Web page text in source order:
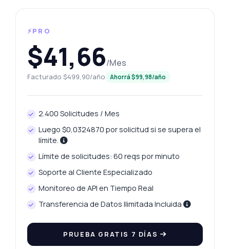
⚡PRO
$41,66/Mes
Facturado $499,90/año Ahorrá $99,98/año
2.400 Solicitudes / Mes
Luego $0,0324870 por solicitud si se supera el
límite.
Límite de solicitudes: 60 reqs por minuto
Soporte al Cliente Especializado
Monitoreo de API en Tiempo Real
Transferencia de Datos Ilimitada Incluida
PRUEBA GRATIS 7 DÍAS